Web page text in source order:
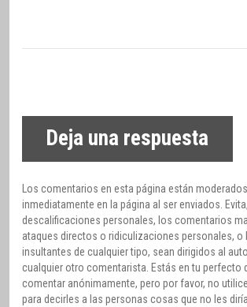
Deja una respuesta
Los comentarios en esta página están
inmediatamente en la página al ser enviados.
descalificaciones personales, los comentarios
ataques directos o ridiculizaciones personales, o
insultantes de cualquier tipo, sean dirigidos al
cualquier otro comentarista. Estás en tu perfecto
comentar anónimamente, pero por favor, no
para decirles a las personas cosas que no les